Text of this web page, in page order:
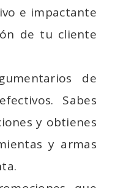
e impactante
de tu cliente
de
Sabes
y obtienes
y armas